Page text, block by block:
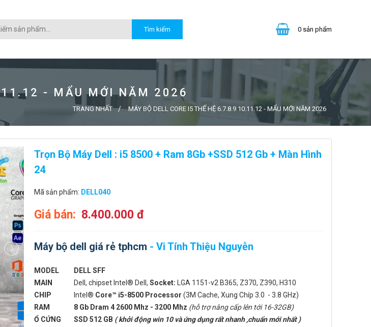
0 sản phẩm
- MẨU MỚI NĂM 2026
TRANG NHẤT MÁY BỘ DELL CORE I5 THẾ HỆ 6.7.8.9.10.11.12 - MẨU MỚI NĂM 2026
Trọn Bộ Máy Dell : i5 8500 + Ram 8Gb +SSD 512 Gb + Màn Hình
24
Mã sản phẩm: DELL040
Giá bán: 8.400.000 đ
Máy bộ dell giá rẻ tphcm - Vi Tính Thiệu Nguyễn
MODEL
DELL SFF
MAIN
Dell, chipset Intel® Dell, Socket: LGA 1151-v2 B365, Z370, Z390, H310
CHIP
Intel® Core™ i5-8500 Processor (3M Cache, Xung Chíp 3.0 - 3.8 GHz)
RAM
8 Gb Dram 4 2600 Mhz - 3200 Mhz (hỗ trợ nâng cấp lên tới 16-32GB)
Ổ CỨNG
SSD 512 GB ( khởi động win 10 và ứng dụng rất nhanh ,chuẩn mới nhất )